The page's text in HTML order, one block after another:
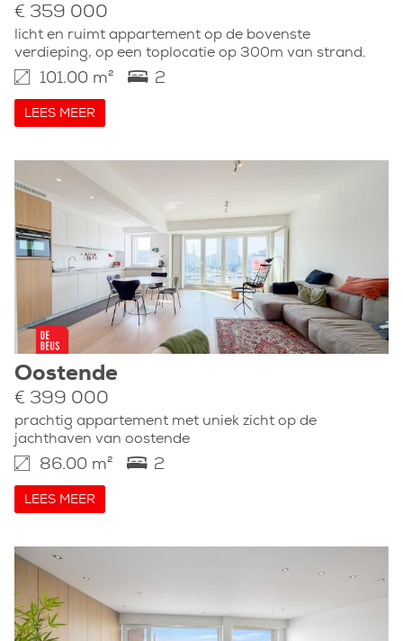
€ 359 000
licht en ruimt appartement op de bovenste
verdieping, op een toplocatie op 300m van strand.
101.00 m² 2
LEES MEER
Oostende
€ 399 000
prachtig appartement met uniek zicht op de
jachthaven van oostende
86.00 m² 2
LEES MEER